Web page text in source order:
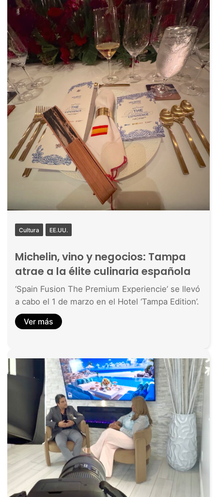
Cultura EE.UU.
Michelin, vino y negocios: Tampa
atrae a la élite culinaria española
‘Spain Fusion The Premium Experiencie’ se llevó
a cabo el 1 de marzo en el Hotel ‘Tampa Edition’.
Ver más